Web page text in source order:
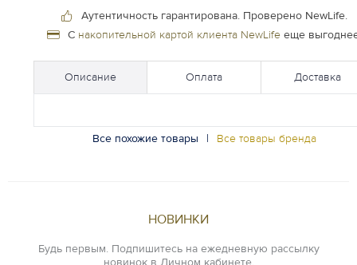
Аутентичность гарантирована. Проверено NewLife.
С накопительной картой клиента NewLifeеще
Описание Оплата Доставка
Все похожие товары | Все товары бренда
НОВИНКИ
Будь первым. Подпишитесь на ежедневную рассылку
новинок в Личном кабинете.